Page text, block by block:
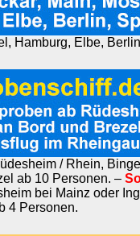
Hamburg, Elbe,
/ Rhein,
ab 10 Personen. –
bei Mainz oder
4 Personen.